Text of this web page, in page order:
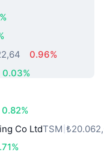
0.96%
0.03%
0.82%
Co LtdTSM